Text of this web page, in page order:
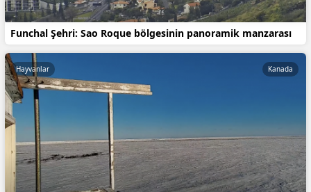
Funchal Şehri: Sao Roque bölgesinin panoramik manzarası
Hayvanlar Kanada